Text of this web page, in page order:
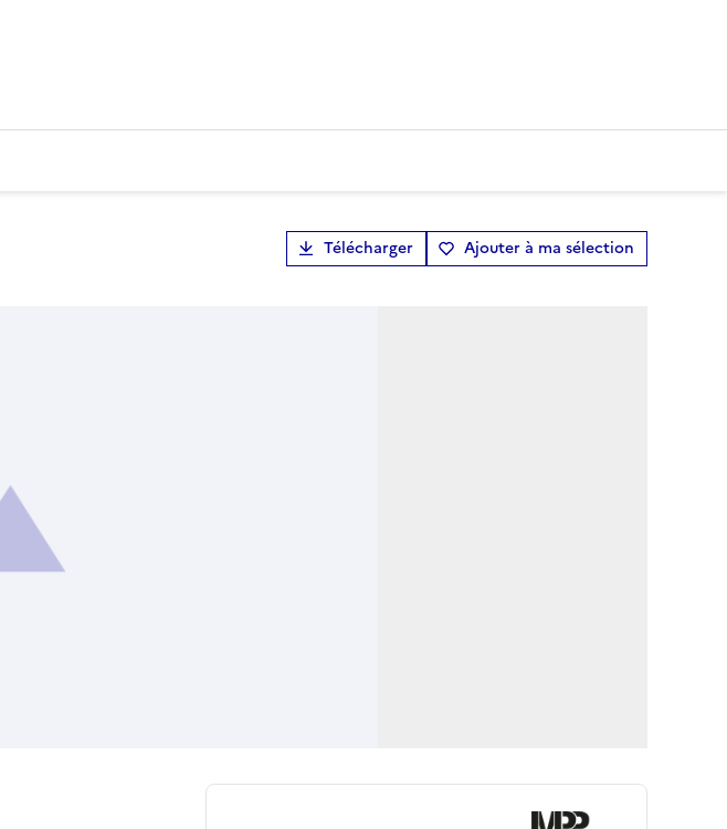
Télécharger Ajouter à ma sélection